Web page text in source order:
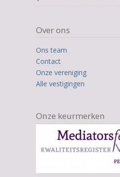
Over ons
Ons team
Contact
Onze vereniging
Alle vestigingen
Onze keurmerken